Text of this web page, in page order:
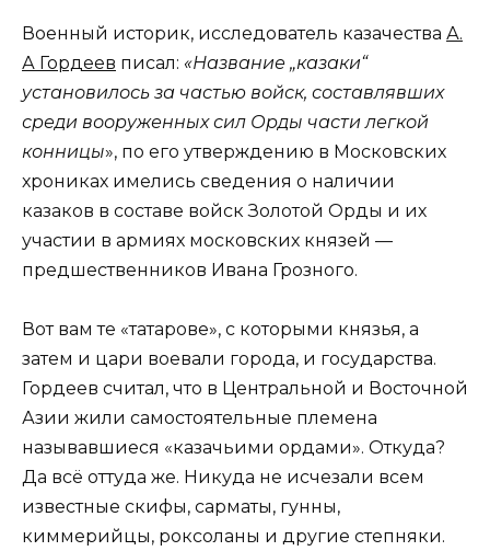
Военный историк, исследователь казачества А.
А Гордеев писал: «Название „казаки“
установилось за частью войск, составлявших
среди вооруженных сил Орды части легкой
конницы», по его утверждению в Московских
хрониках имелись сведения о наличии
казаков в составе войск Золотой Орды и их
участии в армиях московских князей —
предшественников Ивана Грозного.
Вот вам те «татарове», с которыми князья, а
затем и цари воевали города, и государства.
Гордеев считал, что в Центральной и Восточной
Азии жили самостоятельные племена
называвшиеся «казачьими ордами». Откуда?
Да всё оттуда же. Никуда не исчезали всем
известные скифы, сарматы, гунны,
киммерийцы, роксоланы и другие степняки.